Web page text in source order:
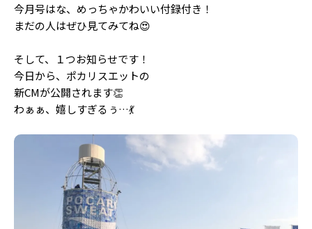
新規会員登録・ログイン
今月号はな、めっちゃかわいい付録付き！
まだの人はぜひ見てみてね😍
そして、１つお知らせです！
今日から、ポカリスエットの
新CMが公開されます👏
わぁぁ、嬉しすぎるぅ…💃